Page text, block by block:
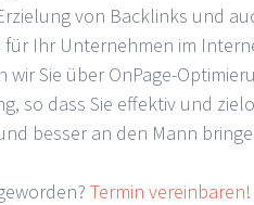
von Backlinks und
für Ihr Unternehmen im
wir Sie über OnPage-
so dass Sie effektiv und
besser an den Mann
Termin vereinbaren!